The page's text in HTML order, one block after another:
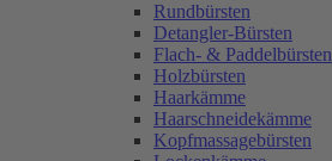
Rundbürsten
Detangler-Bürsten
Flach- & Paddelbürsten
Holzbürsten
Haarkämme
Haarschneidekämme
Kopfmassagebürsten